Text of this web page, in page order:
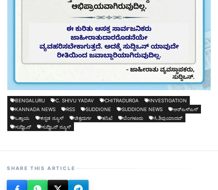
BENGALURU C. SHIVU YADAV CHITRADURGA
INVESTIGATION
KANNADA NEWS
RSS SUDDIONE SUDDIONE NEWS
ಆರ್‌ಎಸ್‌ಎಸ್‌
ಒತ್ತಾಯ
ಕನ್ನಡ ನ್ಯೂಸ್ ಚಿತ್ರದುರ್ಗ ತನಿಖೆ ಬೆಂಗಳೂರು
ಸಿ.ಶಿವುಯಾದವ್
ಸುದ್ದಿಒನ್
ಸುದ್ದಿಒನ್ ನ್ಯೂಸ್
SHARE THIS ARTICLE